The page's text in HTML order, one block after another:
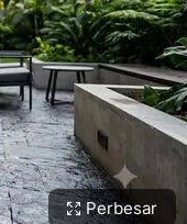
Perbesar